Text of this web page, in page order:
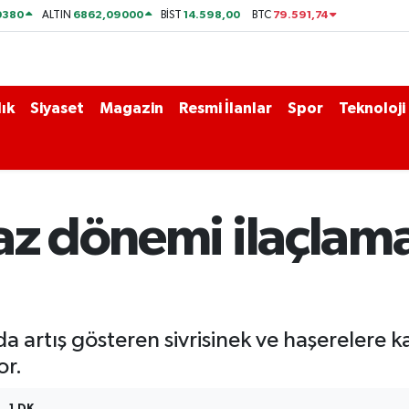
ALTIN 6862,09000 BİST14.598,00 BTC 79.591,74
Siyaset Magazin Resmi İlanlar Spor Teknoloji
dönemi
artış gösteren sivrisinek ve haşerelere